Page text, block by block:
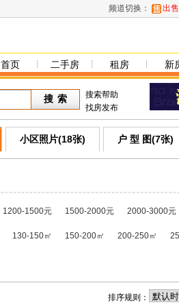
频道切换： 出
首页 二手房 租房 新
搜索帮助
找房发布
小区照片(18张) 户 型 图(7张)
1200-1500元 1500-2000元 2000-3000元
130-150㎡ 150-200㎡ 200-250㎡
排序规则：